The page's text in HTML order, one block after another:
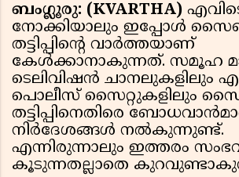
ബംഗ്ലൂരു: (KVARTHA)
നോക്കിയാലും ഇപ്പോള്‍
തട്ടിപ്പിന്റെ വാര്‍ത്തയാണ്
കേള്‍ക്കാനാകുന്നത്. സമൂഹ
ടെലിവിഷന്‍ ചാനലുകളിലും
പൊലീസ് സൈറ്റുകളിലും
തട്ടിപ്പിനെതിരെ
നിര്‍ദേശങ്ങള്‍ നല്‍കുന്നുണ്ട്.
എന്നിരുന്നാലും ഇത്തരം
കൂടുന്നതല്ലാതെ